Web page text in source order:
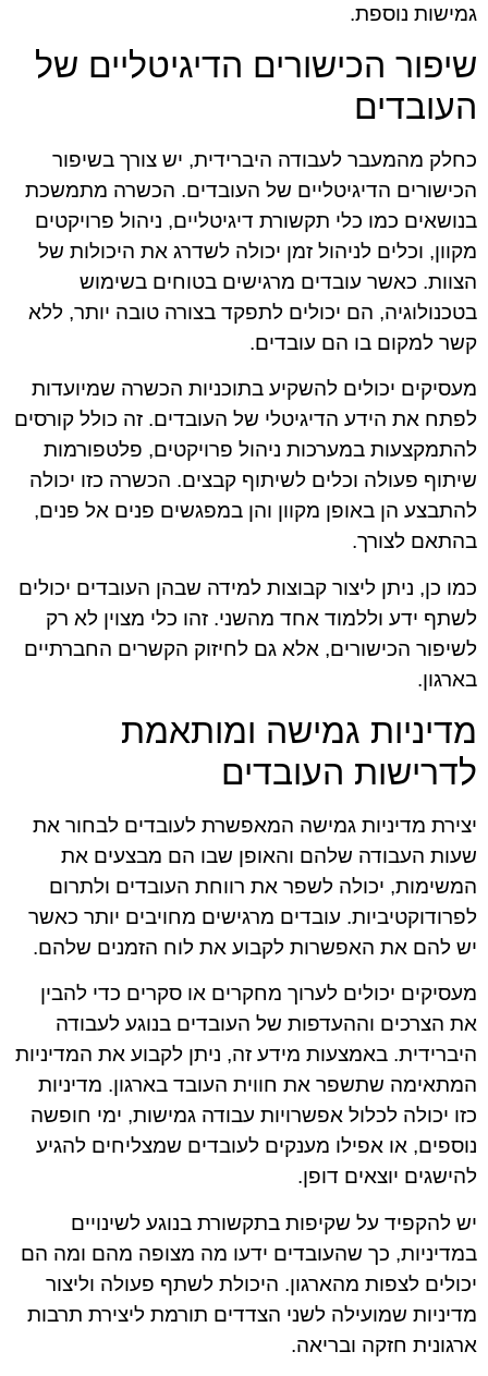
גמישות נוספת.
שיפור הכישורים הדיגיטליים של
העובדים
כחלק מהמעבר לעבודה היברידית, יש צורך בשיפור
הכישורים הדיגיטליים של העובדים. הכשרה מתמשכת
בנושאים כמו כלי תקשורת דיגיטליים, ניהול פרויקטים
מקוון, וכלים לניהול זמן יכולה לשדרג את היכולות של
הצוות. כאשר עובדים מרגישים בטוחים בשימוש
בטכנולוגיה, הם יכולים לתפקד בצורה טובה יותר, ללא
קשר למקום בו הם עובדים.
מעסיקים יכולים להשקיע בתוכניות הכשרה שמיועדות
לפתח את הידע הדיגיטלי של העובדים. זה כולל קורסים
להתמקצעות במערכות ניהול פרויקטים, פלטפורמות
שיתוף פעולה וכלים לשיתוף קבצים. הכשרה כזו יכולה
להתבצע הן באופן מקוון והן במפגשים פנים אל פנים,
בהתאם לצורך.
כמו כן, ניתן ליצור קבוצות למידה שבהן העובדים יכולים
לשתף ידע וללמוד אחד מהשני. זהו כלי מצוין לא רק
לשיפור הכישורים, אלא גם לחיזוק הקשרים החברתיים
בארגון.
מדיניות גמישה ומותאמת
לדרישות העובדים
יצירת מדיניות גמישה המאפשרת לעובדים לבחור את
שעות העבודה שלהם והאופן שבו הם מבצעים את
המשימות, יכולה לשפר את רווחת העובדים ולתרום
לפרודוקטיביות. עובדים מרגישים מחויבים יותר כאשר
יש להם את האפשרות לקבוע את לוח הזמנים שלהם.
מעסיקים יכולים לערוך מחקרים או סקרים כדי להבין
את הצרכים וההעדפות של העובדים בנוגע לעבודה
היברידית. באמצעות מידע זה, ניתן לקבוע את המדיניות
המתאימה שתשפר את חווית העובד בארגון. מדיניות
כזו יכולה לכלול אפשרויות עבודה גמישות, ימי חופשה
נוספים, או אפילו מענקים לעובדים שמצליחים להגיע
להישגים יוצאים דופן.
יש להקפיד על שקיפות בתקשורת בנוגע לשינויים
במדיניות, כך שהעובדים ידעו מה מצופה מהם ומה הם
יכולים לצפות מהארגון. היכולת לשתף פעולה וליצור
מדיניות שמועילה לשני הצדדים תורמת ליצירת תרבות
ארגונית חזקה ובריאה.